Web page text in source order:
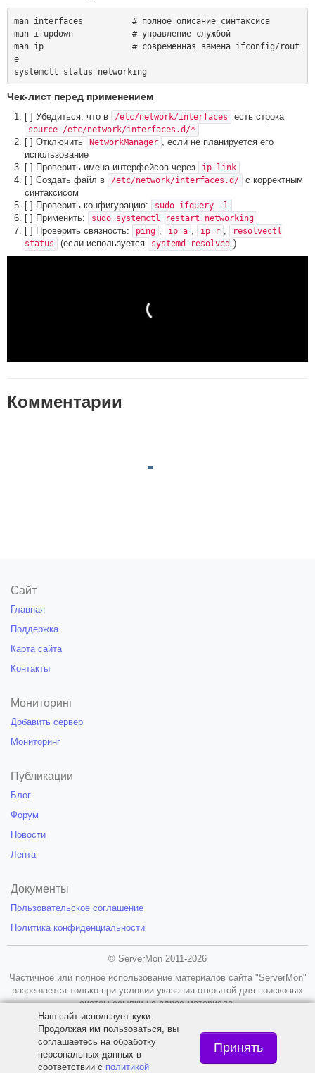
man interfaces          # полное описание синтаксиса
man ifupdown            # управление службой
man ip                  # современная замена ifconfig/rout
e
Чек-лист перед применением
[ ] Убедиться, что в /etc/network/interfaces есть строка
source /etc/network/interfaces.d/*
[ ] Отключить NetworkManager , если не планируется его
использование
[ ] Проверить имена интерфейсов через
ip link
[ ] Создать файл в /etc/network/interfaces.d/
с корректным
синтаксисом
[ ] Проверить конфигурацию:
sudo ifquery -l
[ ] Применить: sudo systemctl restart networking
[ ] Проверить связность: ping , ip a , ip r ,
resolvectl
status
(если используется systemd-resolved )
Комментарии
Сайт
Главная
Поддержка
Карта сайта
Контакты
Мониторинг
Добавить сервер
Мониторинг
Публикации
Блог
Форум
Новости
Лента
Документы
Пользовательское соглашение
Политика конфиденциальности
© ServerMon 2011-2026
Частичное или полное использование материалов сайта "ServerMon"
разрешается только при условии указания открытой для поисковых
систем ссылки на адрес материала.
18+
Наш сайт использует куки.
Продолжая им пользоваться, вы
соглашаетесь на обработку
персональных данных в
соответствии с политикой
Принять